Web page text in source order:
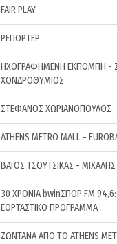
FAIR PLAY
ΡΕΠΟΡΤΕΡ
ΗΧΟΓΡΑΦΗΜΕΝΗ ΕΚΠΟΜΠΗ -
ΧΟΝΔΡΟΘΥΜΙΟΣ
ΣΤΕΦΑΝΟΣ ΧΩΡΙΑΝΟΠΟΥΛΟΣ
ATHENS METRO MALL -
ΒΑΪΟΣ ΤΣΟΥΤΣΙΚΑΣ -
30 ΧΡΟΝΙΑ bwinΣΠΟΡ FM
ΕΟΡΤΑΣΤΙΚΟ ΠΡΟΓΡΑΜΜΑ
ΖΩΝΤΑΝΑ ΑΠΟ ΤΟ ATHENS